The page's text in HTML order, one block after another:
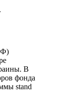
В
фонда
stand